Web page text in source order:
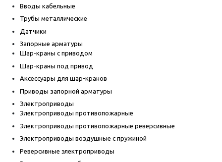
Вводы кабельные
Трубы металлические
Датчики
Запорные арматуры
Шар-краны с приводом
Шар-краны под привод
Аксессуары для шар-кранов
Приводы запорной арматуры
Электроприводы
Электроприводы противопожарные
Электроприводы противопожарные реверсивные
Электроприводы воздушные с пружиной
Реверсивные электроприводы